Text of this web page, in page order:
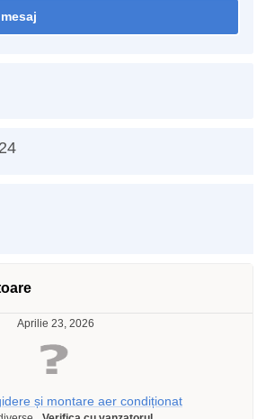
Aprilie 23, 2026
și montare aer condiționat